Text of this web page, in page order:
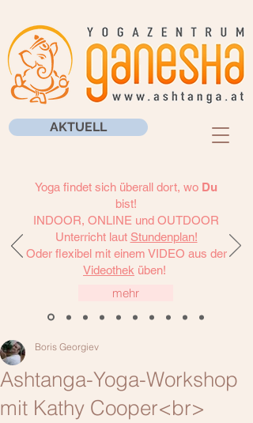
AKTUELL
Yoga findet sich überall dort, wo Du
bist!
INDOOR, ONLINE und OUTDOOR
Unterricht laut Stundenplan!
Oder flexibel mit einem VIDEO aus der
Videothek üben!
mehr
Ashtanga-Yoga-Workshop
mit Kathy Cooper<br>
Boris Georgiev